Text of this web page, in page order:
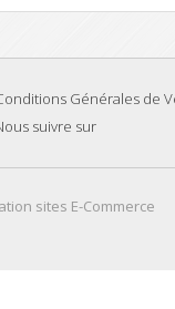
Générales de
suivre sur
sites E-Commerce